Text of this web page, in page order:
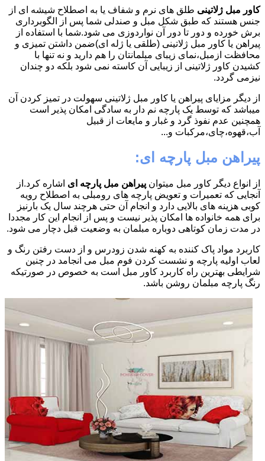
کاور مبل ژلاتینی طلق های نرم و شفاف یا به اصطلاح شیشه ای از
جنس هستند که طبق شکل مبل و صندلی شما پس از الگوبرداری
برش خورده و دور تا دور آن نواردوزی می شود.شما با استفاده از
پیراهن یا کاور مبل ژلاتینی (طلقی یا ژله ای)ضمن داشتن تمیزی و
محافظت ازمبل،نمای زیبای مبلمانتان را هم دارید و نه تنها با
کشیدن کاور ژلاتینی از زیبایی آن کاسته نمی شود بلکه دو چندان
نیزمی گردد.
از دیگر مزایای پیراهن یا کاور مبل ژلاتینی سهولت در تمیز کردن آن
میباشد که توسط یک پارچه نم دار به سادگی امکان پذیر است
همچنین عدم نفوذ گرد و غبار و مایعات از قبیل
آب،قهوه،چای،مرکبات و...
پیراهن مبل پارچه ای:
از انواع دیگر کاور مبل میتوان پیراهن مبل پارچه ای اشاره کرد.از
آنجایی که تعمیرات و تعویض پارچه های رومبلی به اصطلاح رویه
کوبی هزینه های بالایی دارد و انجام آن حتی هرچند سال یک بارنیز
برای همه خانواده ها امکان پذیر نیست و پس از انجام این کار مجددا
در مدت زمان کوتاهی دوباره مبلمان به وضعیت قبل دچار می شود.
کاربرد مواد پاک کننده به کهنه شدن زودرس و از دست رفتن رنگ و
لعاب اولیه پارچه و نشست کردن فوم مبل می انجامد در چنین
شرایطی بهترین راه کاربرد کاور مبل است به خصوص در صورتیکه
رنگ پارچه مبلمان روشن باشد.